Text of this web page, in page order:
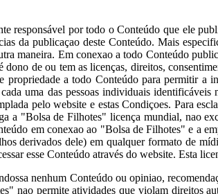
responsável por todo o Conteúdo que ele
da publicaçao deste Conteúdo. Mais
maneira. Em conexao a todo Conteúdo
de ou tem as licenças, direitos,
propriedade a todo Conteúdo para permitir a
uma das pessoas individuais
pelo website e estas Condiçoes. Para
a "Bolsa de Filhotes" licença mundial, nao
em conexao ao "Bolsa de Filhotes" e a
derivados dele) em qualquer formato de
esse Conteúdo através do website. Esta
nenhum Conteúdo ou opiniao,
nao permite atividades que violam direitos